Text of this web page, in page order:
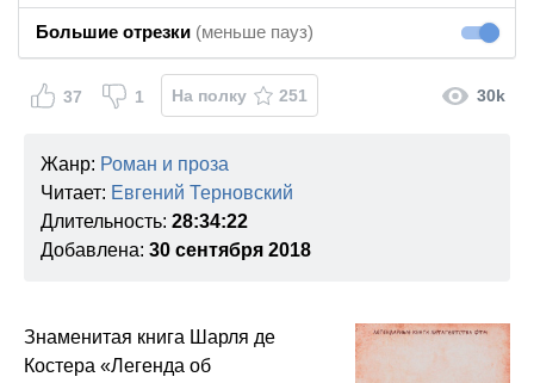
2:05:51
Легенда об Уленшпигеле и Ламме Гудзаке, об
их доблестных, забавных и достославных
2:13:05
Легенда об Уленшпигеле и Ламме Гудзаке, об
их доблестных, забавных и достославных
Легенда об Уленшпигеле и Ламме Гудзаке, об
их доблестных, забавных и достославных
деяниях_7
Легенда об Уленшпигеле и Ламме Гудзаке, об
их доблестных, забавных и достославных
их доблестных, забавных и достославных
деяниях_9
Большие отрезки (меньше пауз)
37 1 На полку 251 30k
Жанр: Роман и проза
Читает: Евгений Терновский
Длительность: 28:34:22
Добавлена: 30 сентября 2018
Знаменитая книга Шарля де
Костера «Легенда об